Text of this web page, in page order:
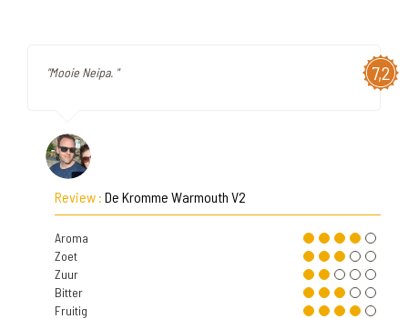
7,2
"Mooie Neipa. "
Review : De Kromme Warmouth V2
Aroma
Zoet
Zuur
Bitter
Fruitig